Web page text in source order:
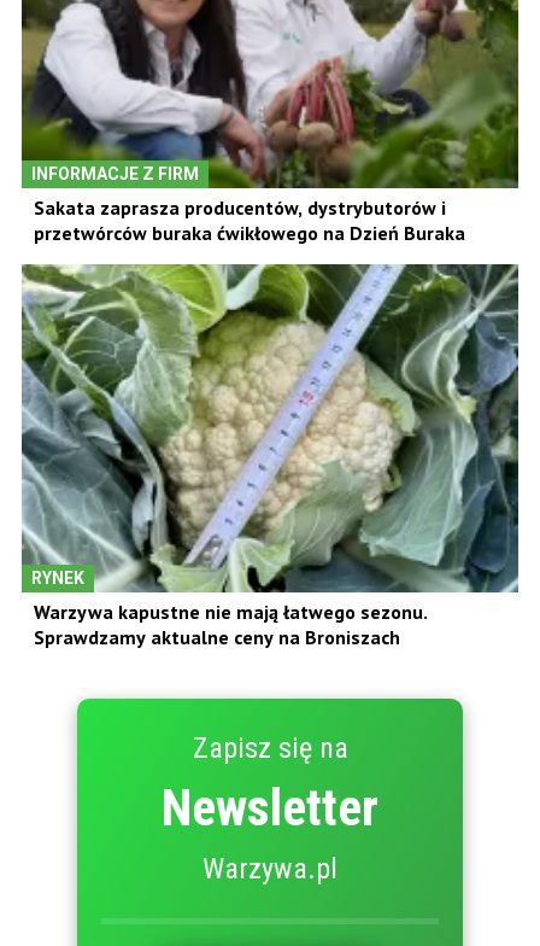
INFORMACJE Z FIRM
Sakata zaprasza producentów, dystrybutorów i
przetwórców buraka ćwikłowego na Dzień Buraka
RYNEK
Warzywa kapustne nie mają łatwego sezonu.
Sprawdzamy aktualne ceny na Broniszach
Zapisz się na
Newsletter
Warzywa.pl